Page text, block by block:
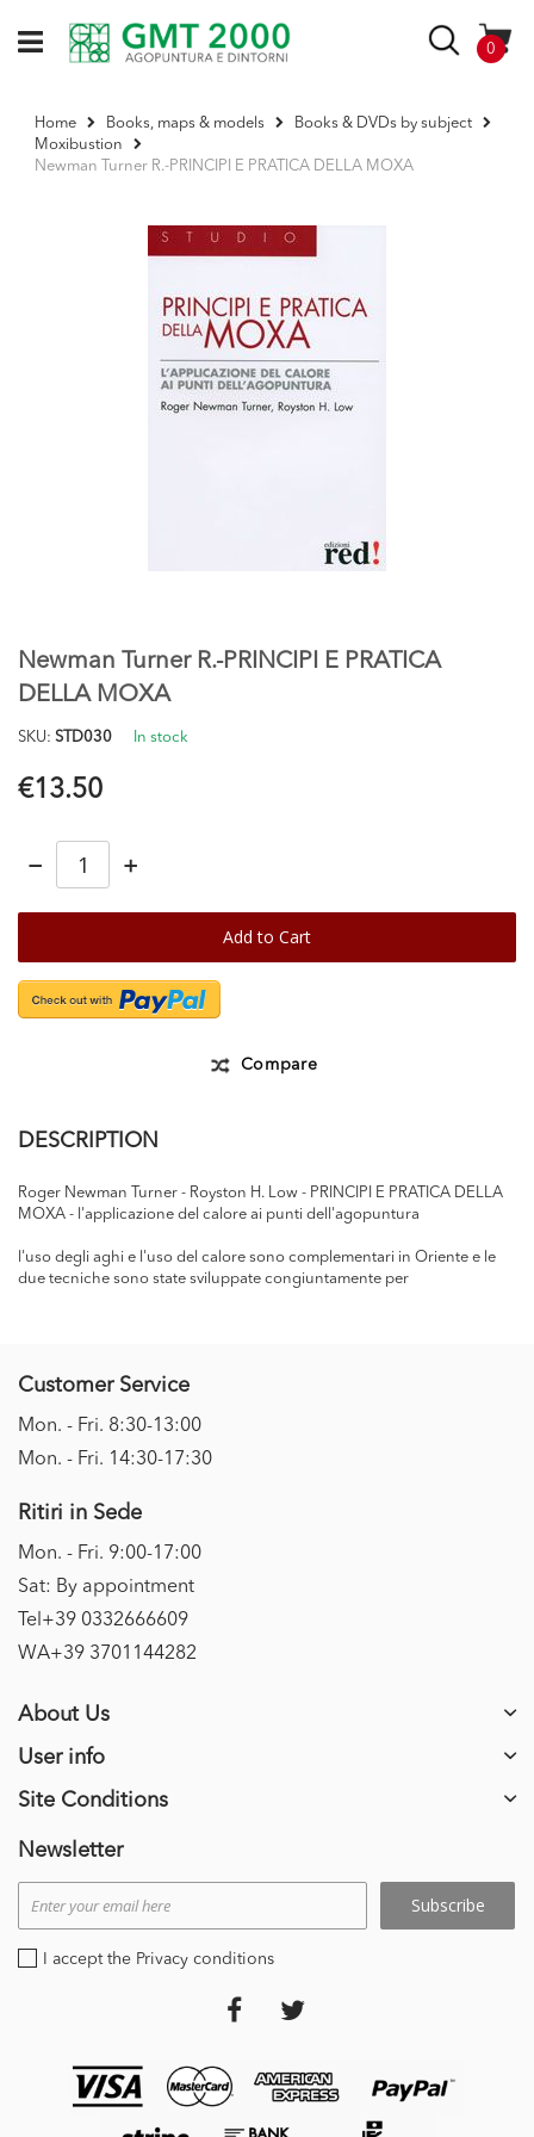
to
Content
0 items
Search
Home Books, maps & models
Books & DVDs by subject
Moxibustion
Newman Turner R.-PRINCIPI E PRATICA DELLA MOXA
Newman Turner R.-PRINCIPI E PRATICA
DELLA MOXA
SKU STD030 In stock
€13.50
− +
Add to Cart
Compare
the
beginning
of
images
DESCRIPTION
Roger Newman Turner - Royston H. Low - PRINCIPI E PRATICA DELLA
MOXA - l'applicazione del calore ai punti dell'agopuntura
l'uso degli aghi e l'uso del calore sono complementari in Oriente e le
due tecniche sono state sviluppate congiuntamente per
Customer Service
Mon. - Fri. 8:30-13:00
Mon. - Fri. 14:30-17:30
Ritiri in Sede
Mon. - Fri. 9:00-17:00
Sat: By appointment
Tel+39 0332666609
WA+39 3701144282
About Us
User info
Site Conditions
Newsletter
Subscribe
I accept the Privacy conditions